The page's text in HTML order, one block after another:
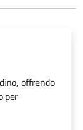
offrendo
per